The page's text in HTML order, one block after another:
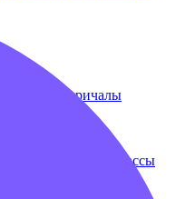
Понтоны и причалы
Надувные трассы